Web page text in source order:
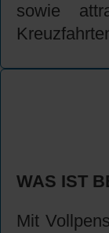
sowie
WAS IST
Mit